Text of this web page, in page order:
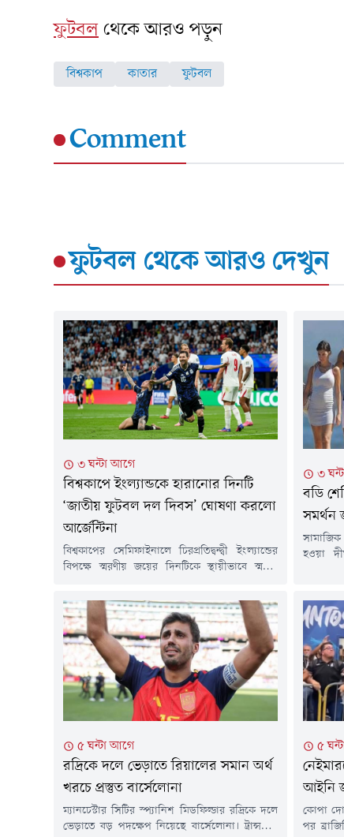
ফুটবলথেকে আরও পড়ুন
বিশ্বকাপ কাতার ফুটবল
Comment
ফুটবল থেকে আরও দেখুন
৩ ঘন্টা আগে
বিশ্বকাপে ইংল্যান্ডকে হারানোর দিনটি
‘জাতীয় ফুটবল দল দিবস’ ঘোষণা করলো
আর্জেন্টিনা
বিশ্বকাপের সেমিফাইনালে চিরপ্রতিদ্বন্দ্বী ইংল্যান্ডের
বিপক্ষে স্মরণীয় জয়ের দিনটিকে স্থায়ীভাবে স্মরণে
অ্যাসোসিয়েশন (এএফএ)। সংস্থাটি প্রতি বছরের ১৫
জুলাইকে 'জাতীয় ফুটবল দল দিবস' হিসেবে পালনের
ঘোষণা দিয়েছে।এএফএর নির্বাহী কমিটির সভায়
সর্বসম্মতিক্রমে এই সিদ্ধান্ত অনুমোদন করা হয়েছে।
সংস্থাটি জানিয়েছে, দিবসটি শুধু পুরুষ জাতীয় দলের
জন্য নয়, বরং...
৩
বডি
সমর্থন
হওয়া
৫ ঘন্টা আগে
রদ্রিকে দলে ভেড়াতে রিয়ালের সমান অর্থ
খরচে প্রস্তুত বার্সেলোনা
ম্যানচেস্টার সিটির স্প্যানিশ মিডফিল্ডার রদ্রিকে দলে
ভেড়াতে বড় পদক্ষেপ নিয়েছে বার্সেলোনা। ট্রান্সফার
৫
আইনি
কোপা দো
পর